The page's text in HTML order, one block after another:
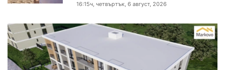
16:15ч, четвъртък, 6 август, 2026